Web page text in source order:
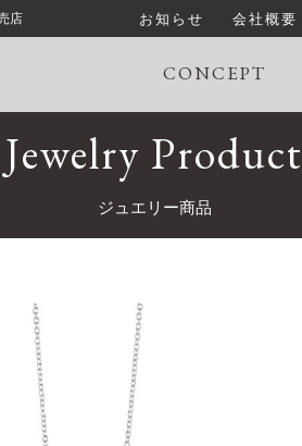
店 お知らせ 会社概要
CONCEPT
Jewelry Product
ジュエリー商品